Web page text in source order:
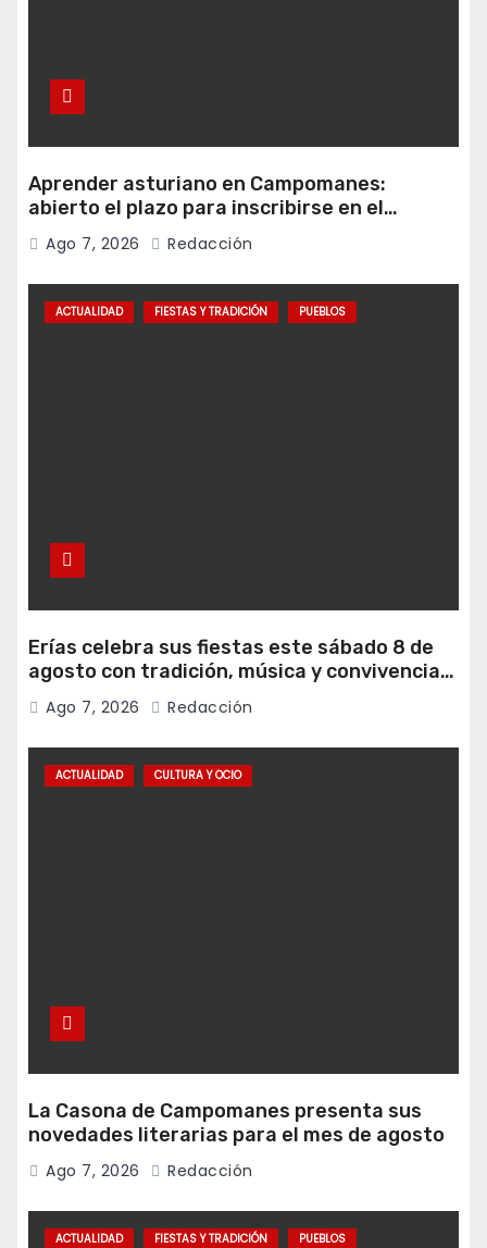
Aprender asturiano en Campomanes:
abierto el plazo para inscribirse en el
programa Falamos
Ago 7, 2026 Redacción
ACTUALIDAD FIESTAS Y TRADICIÓN PUEBLOS
Erías celebra sus fiestas este sábado 8 de
agosto con tradición, música y convivencia
vecinal
Ago 7, 2026 Redacción
ACTUALIDAD CULTURA Y OCIO
La Casona de Campomanes presenta sus
novedades literarias para el mes de agosto
Ago 7, 2026 Redacción
ACTUALIDAD FIESTAS Y TRADICIÓN PUEBLOS